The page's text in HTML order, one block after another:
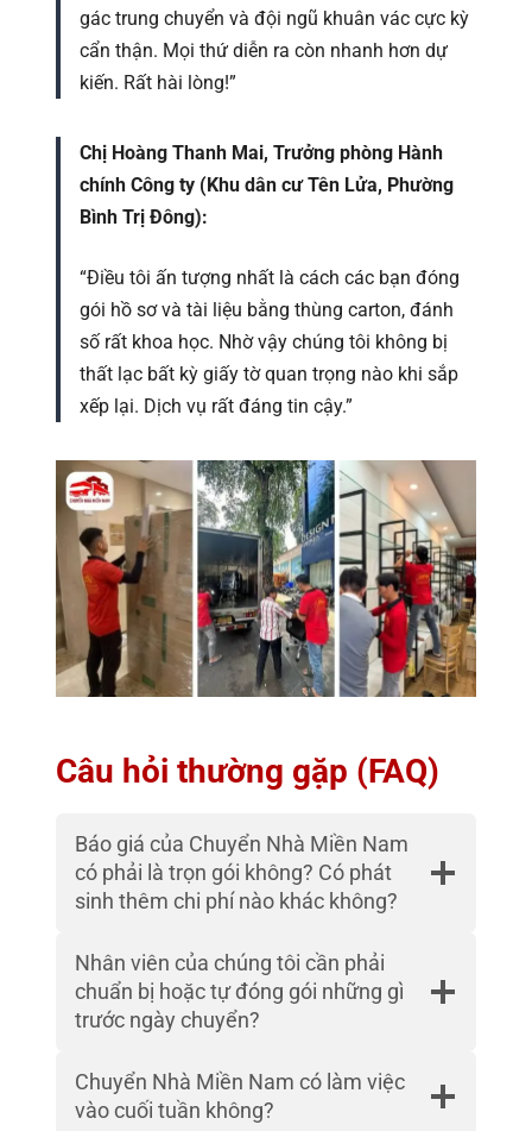
gác trung chuyển và đội ngũ khuân vác cực kỳ
cẩn thận. Mọi thứ diễn ra còn nhanh hơn dự
kiến. Rất hài lòng!”
Chị Hoàng Thanh Mai, Trưởng phòng Hành
chính Công ty (Khu dân cư Tên Lửa, Phường
Bình Trị Đông):
“Điều tôi ấn tượng nhất là cách các bạn đóng
gói hồ sơ và tài liệu bằng thùng carton, đánh
số rất khoa học. Nhờ vậy chúng tôi không bị
thất lạc bất kỳ giấy tờ quan trọng nào khi sắp
xếp lại. Dịch vụ rất đáng tin cậy.”
Câu hỏi thường gặp (FAQ)
Báo giá của Chuyển Nhà Miền Nam
có phải là trọn gói không? Có phát
sinh thêm chi phí nào khác không?
Nhân viên của chúng tôi cần phải
chuẩn bị hoặc tự đóng gói những gì
trước ngày chuyển?
Chuyển Nhà Miền Nam có làm việc
vào cuối tuần không?